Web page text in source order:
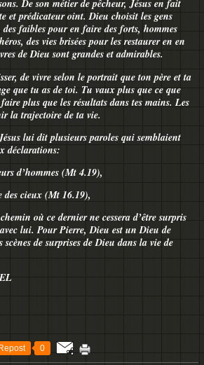
De son métier de pêcheur, Jésus en fait
et prédicateur oint. Dieu choisit les gens
faibles pour en faire des forts, hommes
des vies brisées pour les restaurer en en
de Dieu sont grandes et admirables.
de vivre selon le portrait que ton père et ta
que tu as de toi. Tu vaux plus que ce que
plus que les résultats dans tes mains. Les
la trajectoire de ta vie.
lui dit plusieurs paroles qui semblaient
déclarations:
d’hommes (Mt 4.19),
des cieux (Mt 16.19),
où ce dernier ne cessera d’être surpris
lui. Pour Pierre, Dieu est un Dieu de
de surprises de Dieu dans la vie de
0